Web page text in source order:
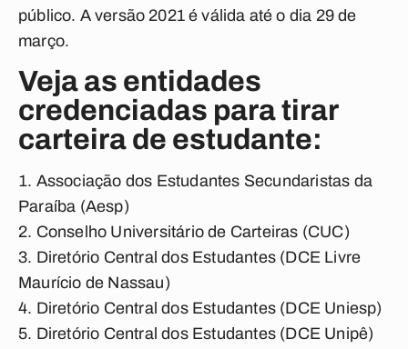
público. A versão 2021 é válida até o dia 29 de
março.
Veja as entidades
credenciadas para tirar
carteira de estudante:
Associação dos Estudantes Secundaristas da
Paraíba (Aesp)
Conselho Universitário de Carteiras (CUC)
Diretório Central dos Estudantes (DCE Livre
Maurício de Nassau)
Diretório Central dos Estudantes (DCE Uniesp)
Diretório Central dos Estudantes (DCE Unipê)